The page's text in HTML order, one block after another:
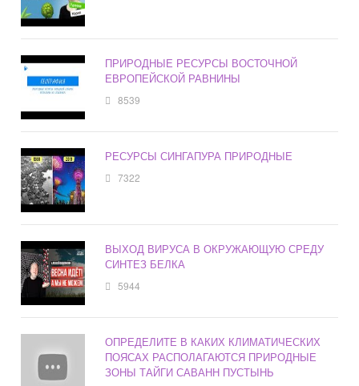
ПРИРОДНЫЕ РЕСУРСЫ ВОСТОЧНОЙ
ЕВРОПЕЙСКОЙ РАВНИНЫ
8539
РЕСУРСЫ СИНГАПУРА ПРИРОДНЫЕ
7322
ВЫХОД ВИРУСА В ОКРУЖАЮЩУЮ СРЕДУ
СИНТЕЗ БЕЛКА
5944
ОПРЕДЕЛИТЕ В КАКИХ КЛИМАТИЧЕСКИХ
ПОЯСАХ РАСПОЛАГАЮТСЯ ПРИРОДНЫЕ
ЗОНЫ ТАЙГИ САВАНН ПУСТЫНЬ